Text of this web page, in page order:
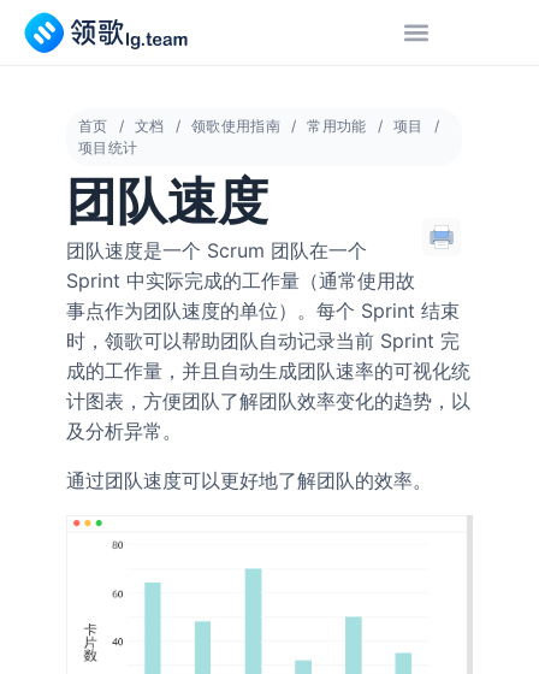
首页 文档 领歌使用指南 常用功能
项目
项目统计
团队速度
团队速度是一个 Scrum 团队在一个
Sprint 中实际完成的工作量（通常使用故
事点作为团队速度的单位）。每个 Sprint 结束
时，领歌可以帮助团队自动记录当前 Sprint 完
成的工作量，并且自动生成团队速率的可视化统
计图表，方便团队了解团队效率变化的趋势，以
及分析异常。
通过团队速度可以更好地了解团队的效率。